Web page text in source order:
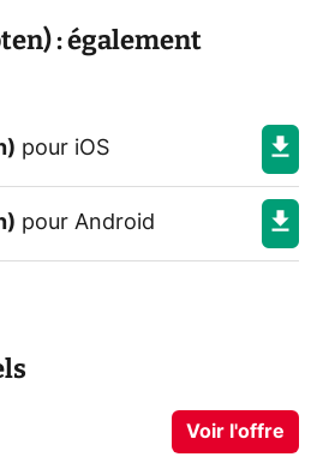
: également
pour iOS
pour Android
Voir l'offre